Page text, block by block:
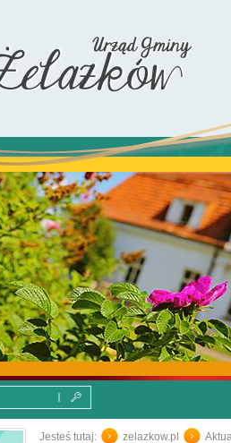
Jesteś tutaj: zelazkow.pl